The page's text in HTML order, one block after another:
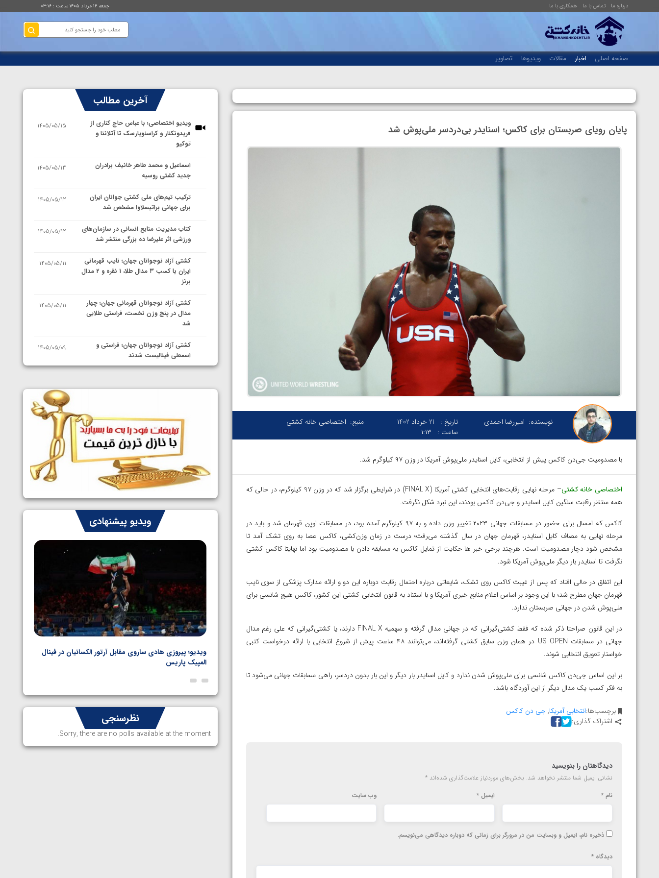
درباره ما تماس با ما همکاری با ما جمعه ۱۶ مرداد ۱۴۰۵ ساعت : ۰۳:۱۶
صفحه اصلی اخبار مقالات ویدیوها تصاویر
پایان رویای صربستان برای کاکس؛ اسنایدر بی‌دردسر ملی‌پوش شد
نویسنده: امیررضا احمدی تاریخ :
21 خرداد 1402
ساعت :
۱:۱۳
منبع: اختصاصی خانه کشتی
با مصدومیت جی‌دن کاکس پیش از انتخابی، کایل اسنایدر ملی‌پوش آمریکا در وزن ۹۷ کیلوگرم شد.
اختصاصی خانه کشتی
– مرحله نهایی رقابت‌های انتخابی کشتی آمریکا (FINAL X) در شرایطی برگزار شد که در وزن ۹۷ کیلوگرم، در حالی که
همه منتظر رقابت سنگین کایل اسنایدر و جی‌دن کاکس بودند، این نبرد شکل نگرفت.
کاکس که امسال برای حضور در مسابقات جهانی ۲۰۲۳ تغییر وزن داده و به ۹۷ کیلوگرم آمده بود، در مسابقات اوپن قهرمان شد و باید در
مرحله نهایی به مصاف کایل اسنایدر، قهرمان جهان در سال گذشته می‌رفت؛ درست در زمان وزن‌کشی، کاکس عصا به روی تشک آمد تا
مشخص شود دچار مصدومیت است. هرچند برخی خبر ها حکایت از تمایل کاکس به مسابقه دادن با مصدومیت بود اما نهایتا کاکس کشتی
نگرفت تا اسنایدر بار دیگر ملی‌پوش آمریکا شود.
این اتفاق در حالی افتاد که پس از غیبت کاکس روی تشک، شایعاتی درباره احتمال رقابت دوباره این دو و ارائه مدارک پزشکی از سوی نایب
قهرمان جهان مطرح شد؛ با این وجود بر اساس اعلام منابع خبری آمریکا و با استناد به قانون انتخابی کشتی این کشور، کاکس هیچ شانسی برای
ملی‌پوش شدن در جهانی صربستان ندارد.
در این قانون صراحتا ذکر شده که فقط کشتی‌گیرانی که در جهانی مدال گرفته و سهمیه FINAL X دارند، یا کشتی‌گیرانی که علی رغم مدال
جهانی در مسابقات US OPEN در همان وزن سابق کشتی گرفته‌اند، می‌توانند ۴۸ ساعت پیش از شروع انتخابی با ارائه درخواست کتبی
خواستار تعویق انتخابی شوند.
بر این اساس جی‌دن کاکس شانسی برای ملی‌پوش شدن ندارد و کایل اسنایدر بار دیگر و این بار بدون دردسر، راهی مسابقات جهانی می‌شود تا
به فکر کسب یک مدال دیگر از این آوردگاه باشد.
برچسب‌ها:انتخابی آمریکا, جی دن کاکس
اشتراک گذاری:
دیدگاهتان را بنویسید
نشانی ایمیل شما منتشر نخواهد شد. بخش‌های موردنیاز علامت‌گذاری شده‌اند *
نام * ایمیل* وب‌ سایت
ذخیره نام، ایمیل و وبسایت من در مرورگر برای زمانی که دوباره دیدگاهی می‌نویسم.
دیدگاه *
آخرین مطالب
ویدیو اختصاصی؛ با عباس حاج کناری از
فریدونکنار و کراسنویارسک تا آتلانتا و
توکیو
1405/05/15
اسماعیل و محمد طاهر خانیف برادران
جدید کشتی روسیه
1405/05/13
ترکیب تیم‌های ملی کشتی جوانان ایران
برای جهانی براتیسلاوا مشخص شد
1405/05/12
کتاب مدیریت منابع انسانی در سازمان‌های
ورزشی اثر علیرضا ده بزرگی منتشر شد
1405/05/12
کشتی آزاد نوجوانان جهان؛ نایب قهرمانی
ایران با کسب ۳ مدال طلا، ۱ نقره و ۲ مدال
برنز
1405/05/11
کشتی آزاد نوجوانان قهرمانی جهان؛ چهار
مدال در پنج وزن نخست، فراستی طلایی
شد
1405/05/11
کشتی آزاد نوجوانان جهان؛ فراستی و
اسمعلی فینالیست شدند
1405/05/09
نمایندگان ایران مشخص شدند
سوم برای ایران
1405/05/07
ایران چشم به راه چهار مدال در پنج وزن
دوم کشتی فرنگی نوجوانان جهان
1405/05/06
ویدیو پیشنهادی
امین میرزازاده
ویدیو؛ باخت امین کاویانی نژاد مقابل مالخاز آمویان از
ویدیو؛ پیروزی هادی ساروی مقابل آرتور الکسانیان در فینال
المپیک پاریس
نظرسنجی
Sorry, there are no polls available at the moment.